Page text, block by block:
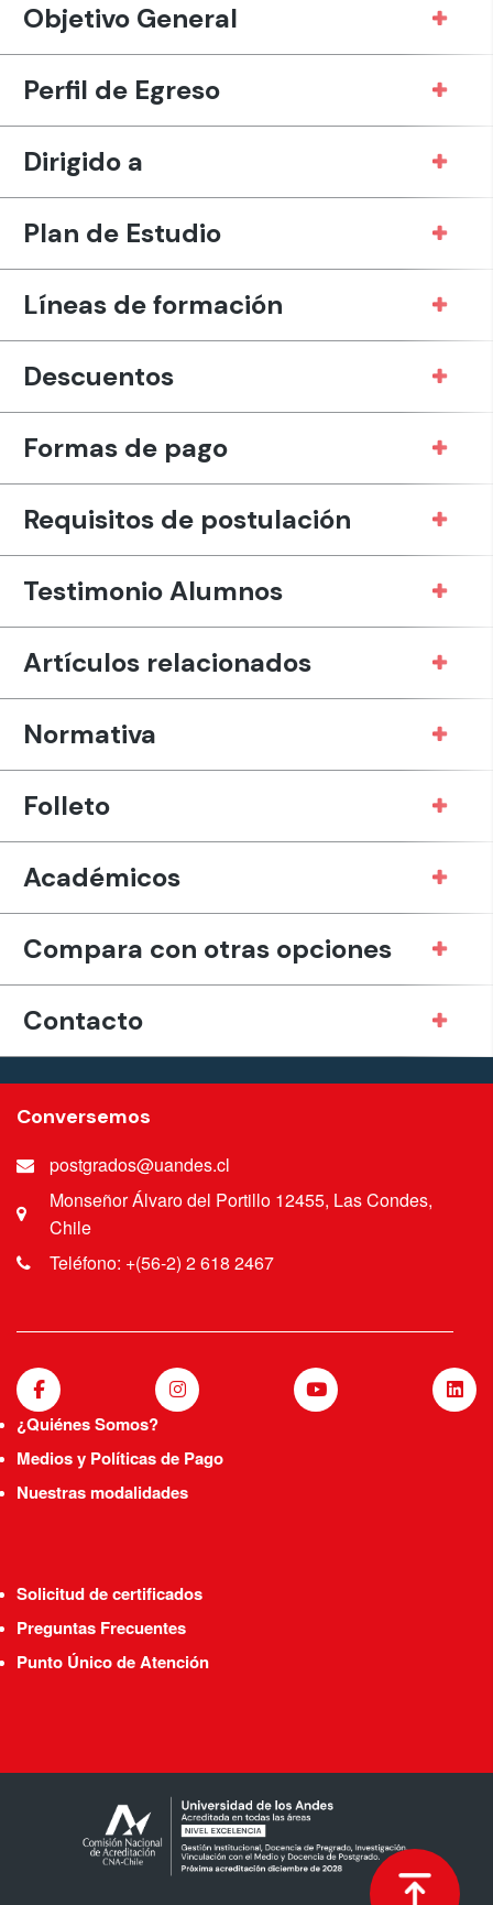
Objetivo General
Perfil de Egreso
Dirigido a
Plan de Estudio
Líneas de formación
Descuentos
Formas de pago
Requisitos de postulación
Testimonio Alumnos
Artículos relacionados
Normativa
Folleto
Académicos
Compara con otras opciones
Contacto
Conversemos
postgrados@uandes.cl
Monseñor Álvaro del Portillo 12455, Las Condes,
Chile
Teléfono: +(56-2) 2 618 2467
¿Quiénes Somos?
Medios y Políticas de Pago
Nuestras modalidades
Solicitud de certificados
Preguntas Frecuentes
Punto Único de Atención